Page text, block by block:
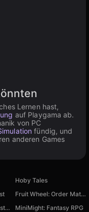
Lernen hast,
auf Playgama ab.
von PC
fündig, und
anderen Games
Hoby Tales
Fruit Wheel: Order Match
99 Nights in the Forest with Noob and Pro!
MiniMight: Fantasy RPG